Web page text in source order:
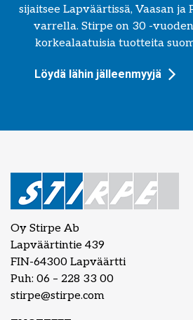
sijaitsee Lapväärtissä, Vaasan ja
varrella. Stirpe on 30 -
korkealaatuisia tuotteita
Löydä lähin jälleenmyyjä
Oy Stirpe Ab
Lapväärtintie 439
FIN-64300 Lapväärtti
Puh: 06 – 228 33 00
stirpe@stirpe.com